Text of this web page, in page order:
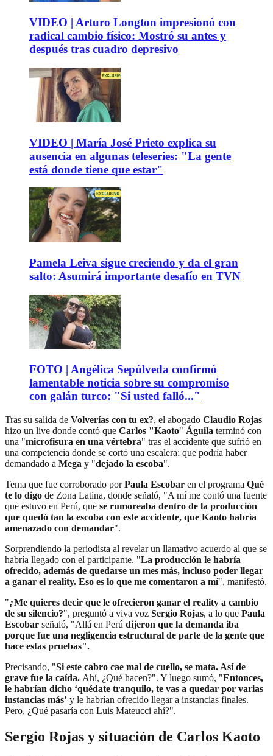
VIDEO | Arturo Longton impresionó con
radical cambio físico: Mostró su antes y
después tras cuadro depresivo
VIDEO | María José Prieto explica su
ausencia en algunas teleseries: "La gente
está donde tiene que estar"
Pamela Leiva sigue creciendo y da el gran
salto: Asumirá importante desafío en TVN
FOTO | Angélica Sepúlveda confirmó
lamentable noticia sobre su compromiso
con galán turco: "Si usted falló..."
Tras su salida de Volverías con tu ex?, el abogado Claudio Rojas
hizo un live donde contó que Carlos "Kaoto" Águila terminó con
una "microfisura en una vértebra" tras el accidente que sufrió en
una competencia donde se cortó una escalera; que podría haber
demandado a Mega y "dejado la escoba".
Tema que fue corroborado porPaula Escobar en el programa Qué
te lo digo de Zona Latina, donde señaló, "A mí me contó una fuente
que estuvo en Perú, que se rumoreaba dentro de la producción
que quedó tan la escoba con este accidente, que Kaoto habría
amenazado con demandar".
Sorprendiendo la periodista al revelar un llamativo acuerdo al que se
habría llegado con el participante. "La producción le habría
ofrecido, además de quedarse un mes más, incluso poder llegar
a ganar el reality. Eso es lo que me comentaron a mí", manifestó.
"¿Me quieres decir que le ofrecieron ganar el reality a cambio
de su silencio?", preguntó a viva voz Sergio Rojas, a lo que Paula
Escobar señaló, "Allá en Perú dijeron que la demanda iba
porque fue una negligencia estructural de parte de la gente que
hace estas pruebas".
Precisando, "Si este cabro cae mal de cuello, se mata. Así de
grave fue la caída. Ahí, ¿Qué hacen?". Y luego sumó, "Entonces,
le habrían dicho ‘quédate tranquilo, te vas a quedar por varias
instancias más’ y le habrían ofrecido llegar a instancias finales.
Pero, ¿Qué pasaría con Luis Mateucci ahí?".
Sergio Rojas y situación de Carlos Kaoto